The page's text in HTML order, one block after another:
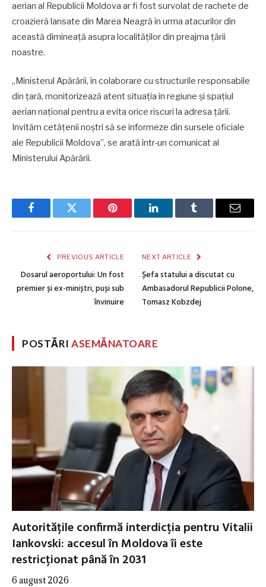
aerian al Republicii Moldova ar fi fost survolat de rachete de
croazieră lansate din Marea Neagră în urma atacurilor din
această dimineață asupra localităților din preajma țării
noastre.
„Ministerul Apărării, în colaborare cu structurile responsabile
din țară, monitorizează atent situația în regiune și spațiul
aerian național pentru a evita orice riscuri la adresa țării.
Invităm cetățenii noștri să se informeze din sursele oficiale
ale Republicii Moldova”, se arată într-un comunicat al
Ministerului Apărării.
FacebookTwitter Pinterest LinkedInTumblr Email
PREVIOUS ARTICLE
Dosarul aeroportului: Un fost
premier și ex-miniștri, puși sub
învinuire
NEXT ARTICLE
Șefa statului a discutat cu
Ambasadorul Republicii Polone,
Tomasz Kobzdej
POSTĂRIASEMĂNATOARE
Autoritățile confirmă interdicția pentru Vitalii
Iankovski: accesul în Moldova îi este
restricționat până în 2031
6 august 2026